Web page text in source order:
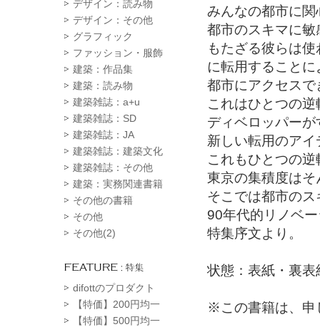
デザイン：読み物
デザイン：その他
グラフィック
ファッション・服飾
建築：作品集
建築：読み物
建築雑誌：a+u
建築雑誌：SD
建築雑誌：JA
建築雑誌：建築文化
建築雑誌：その他
建築：実務関連書籍
その他の書籍
その他
その他(2)
difottのプロダクト
【特価】200円均一
【特価】500円均一
みんなの都市に関
都市のスキマに敏
もたざる彼らは
に転用することに
都市にアクセスで
これはひとつの
ディベロッパー
新しい転用のア
これもひとつの
東京の集積度は
そこでは都市の
90年代的リノベ
特集序文より。
状態：表紙・裏
※この書籍は、申